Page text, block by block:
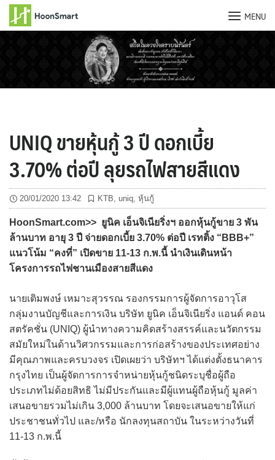
MENU
UNIQ ขายหุ้นกู้ 3 ปี ดอกเบี้ย
3.70% ต่อปี ลุยรถไฟสายสีแดง
20/01/2020 13:42 KTB uniq หุ้นกู้
HoonSmart.com>> ยูนิค เอ็นจิเนียริ่งฯ ออกหุ้นกู้ขาย 3 พัน
ล้านบาท อายุ 3 ปี จ่ายดอกเบี้ย 3.70% ต่อปี เรทติ้ง “BBB+”
แนวโน้ม “คงที่” เปิดขาย 11-13 ก.พ.นี้ นำเงินเดินหน้า
โครงการรถไฟชานเมืองสายสีแดง
นายเติมพงษ์ เหมาะสุวรรณ รองกรรมการผู้จัดการอาวุโส
กลุ่มงานบัญชีและการเงิน บริษัท ยูนิค เอ็นจิเนียริ่ง แอนด์ คอน
สตรัคชั่น (UNIQ) ผู้นำทางความคิดสร้างสรรค์และนวัตกรรม
สมัยใหม่ในด้านวิศวกรรมและการก่อสร้างของประเทศอย่าง
มีคุณภาพและครบวงจร เปิดเผยว่า บริษัทฯ ได้แต่งตั้งธนาคาร
กรุงไทย เป็นผู้จัดการการจำหน่ายหุ้นกู้ชนิดระบุชื่อผู้ถือ
ประเภทไม่ด้อยสิทธิ ไม่มีประกันและมีผู้แทนผู้ถือหุ้นกู้ มูลค่า
เสนอขายรวมไม่เกิน 3,000 ล้านบาท โดยจะเสนอขายให้แก่
ประชาชนทั่วไป และ/หรือ นักลงทุนสถาบัน ในระหว่างวันที่
11-13 ก.พ.นี้